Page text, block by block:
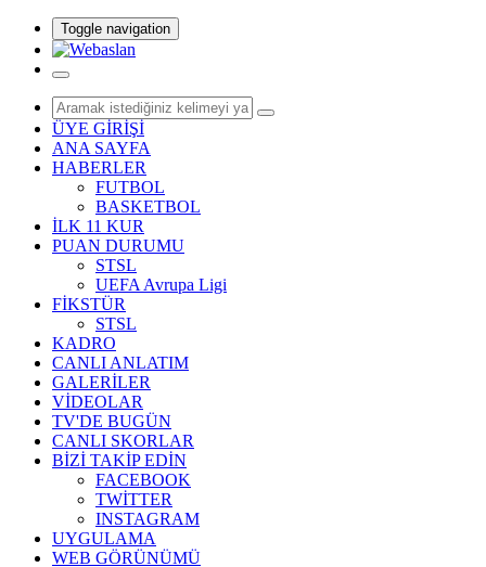
Toggle navigation
ÜYE GİRİŞİ
ANA SAYFA
HABERLER
FUTBOL
BASKETBOL
İLK 11 KUR
PUAN DURUMU
STSL
UEFA Avrupa Ligi
FİKSTÜR
STSL
KADRO
CANLI ANLATIM
GALERİLER
VİDEOLAR
TV'DE BUGÜN
CANLI SKORLAR
BİZİ TAKİP EDİN
FACEBOOK
TWİTTER
INSTAGRAM
UYGULAMA
WEB GÖRÜNÜMÜ